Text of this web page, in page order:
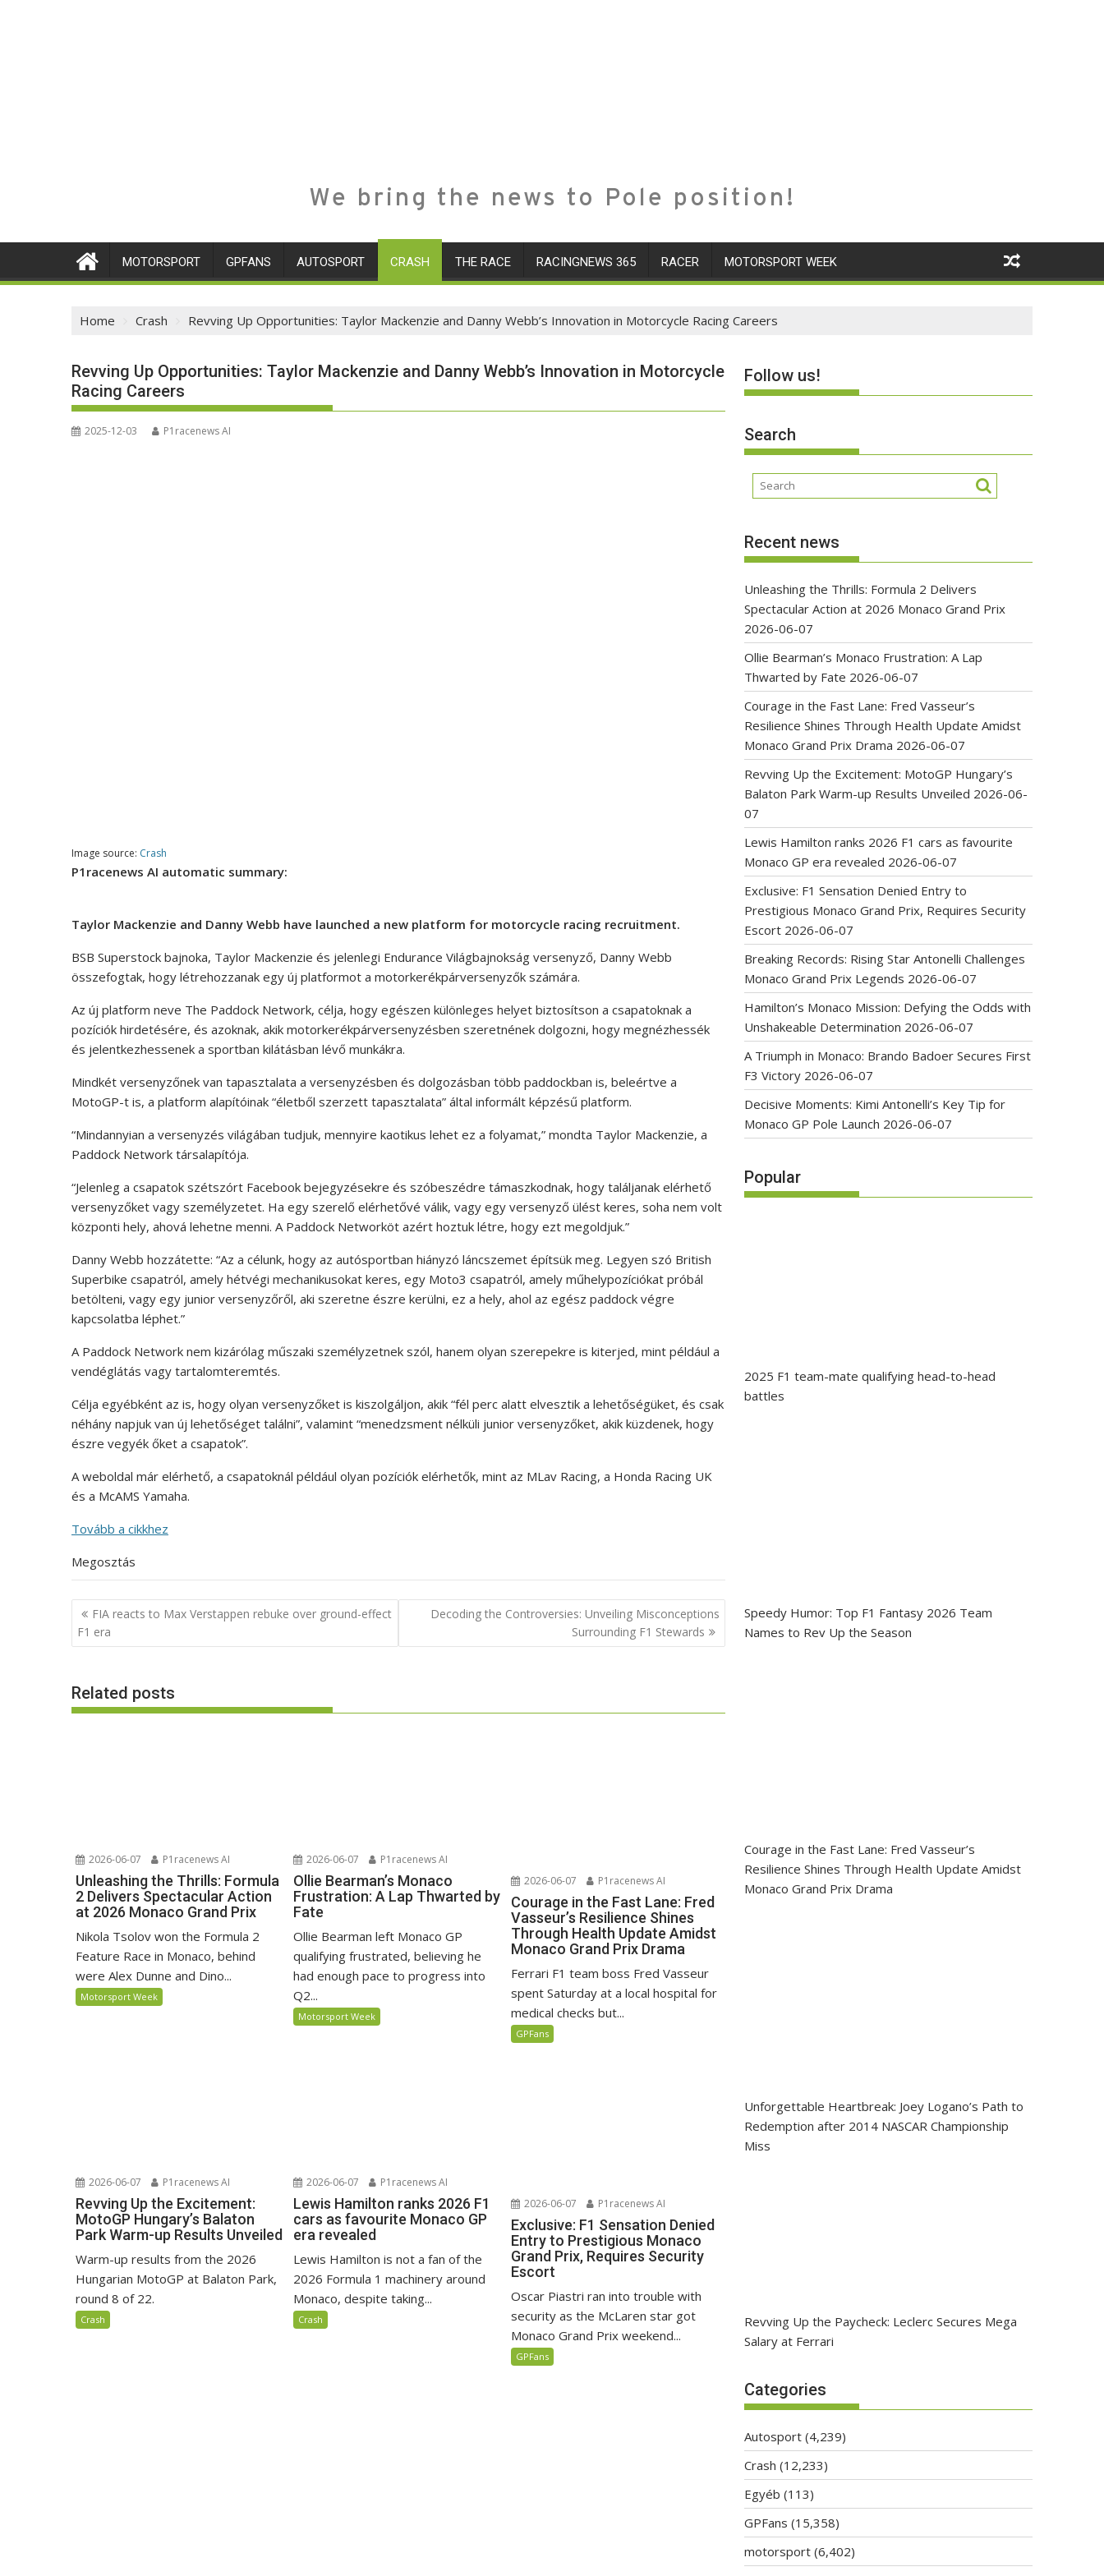
We bring the news to Pole position!
MOTORSPORT GPFANS AUTOSPORT CRASH THE RACE RACINGNEWS 365 RACER MOTORSPORT WEEK
Home Crash Revving Up Opportunities: Taylor Mackenzie and Danny Webb’s Innovation in Motorcycle Racing Careers
Revving Up Opportunities: Taylor Mackenzie and Danny Webb’s Innovation in Motorcycle
Racing Careers
2025-12-03 P1racenews AI
Image source: Crash
P1racenews AI automatic summary:
Taylor Mackenzie and Danny Webb have launched a new platform for motorcycle racing recruitment.
BSB Superstock bajnoka, Taylor Mackenzie és jelenlegi Endurance Világbajnokság versenyző, Danny Webb
összefogtak, hogy létrehozzanak egy új platformot a motorkerékpárversenyzők számára.
Az új platform neve The Paddock Network, célja, hogy egészen különleges helyet biztosítson a csapatoknak a
pozíciók hirdetésére, és azoknak, akik motorkerékpárversenyzésben szeretnének dolgozni, hogy megnézhessék
és jelentkezhessenek a sportban kilátásban lévő munkákra.
Mindkét versenyzőnek van tapasztalata a versenyzésben és dolgozásban több paddockban is, beleértve a
MotoGP-t is, a platform alapítóinak “életből szerzett tapasztalata” által informált képzésű platform.
“Mindannyian a versenyzés világában tudjuk, mennyire kaotikus lehet ez a folyamat,” mondta Taylor Mackenzie, a
Paddock Network társalapítója.
“Jelenleg a csapatok szétszórt Facebook bejegyzésekre és szóbeszédre támaszkodnak, hogy találjanak elérhető
versenyzőket vagy személyzetet. Ha egy szerelő elérhetővé válik, vagy egy versenyző ülést keres, soha nem volt
központi hely, ahová lehetne menni. A Paddock Networköt azért hoztuk létre, hogy ezt megoldjuk.”
Danny Webb hozzátette: “Az a célunk, hogy az autósportban hiányzó láncszemet építsük meg. Legyen szó British
Superbike csapatról, amely hétvégi mechanikusokat keres, egy Moto3 csapatról, amely műhelypozíciókat próbál
betölteni, vagy egy junior versenyzőről, aki szeretne észre kerülni, ez a hely, ahol az egész paddock végre
kapcsolatba léphet.”
A Paddock Network nem kizárólag műszaki személyzetnek szól, hanem olyan szerepekre is kiterjed, mint például a
vendéglátás vagy tartalomteremtés.
Célja egyébként az is, hogy olyan versenyzőket is kiszolgáljon, akik “fél perc alatt elvesztik a lehetőségüket, és csak
néhány napjuk van új lehetőséget találni”, valamint “menedzsment nélküli junior versenyzőket, akik küzdenek, hogy
észre vegyék őket a csapatok”.
A weboldal már elérhető, a csapatoknál például olyan pozíciók elérhetők, mint az MLav Racing, a Honda Racing UK
és a McAMS Yamaha.
Tovább a cikkhez
Megosztás
Post
navigation
FIA reacts to Max Verstappen rebuke over ground-effect
F1 era
Decoding the Controversies: Unveiling Misconceptions
Surrounding F1 Stewards
Related posts
2026-06-07 P1racenews AI
Unleashing the Thrills: Formula
2 Delivers Spectacular Action
at 2026 Monaco Grand Prix
Nikola Tsolov won the Formula 2
Feature Race in Monaco, behind
were Alex Dunne and Dino...
Motorsport Week
2026-06-07 P1racenews AI
Ollie Bearman’s Monaco
Frustration: A Lap Thwarted by
Fate
Ollie Bearman left Monaco GP
qualifying frustrated, believing he
had enough pace to progress into
Q2...
Motorsport Week
2026-06-07 P1racenews AI
Courage in the Fast Lane: Fred
Vasseur’s Resilience Shines
Through Health Update Amidst
Monaco Grand Prix Drama
Ferrari F1 team boss Fred Vasseur
spent Saturday at a local hospital for
medical checks but...
GPFans
2026-06-07 P1racenews AI
Revving Up the Excitement:
MotoGP Hungary’s Balaton
Park Warm-up Results Unveiled
Warm-up results from the 2026
Hungarian MotoGP at Balaton Park,
round 8 of 22.
Crash
2026-06-07 P1racenews AI
Lewis Hamilton ranks 2026 F1
cars as favourite Monaco GP
era revealed
Lewis Hamilton is not a fan of the
2026 Formula 1 machinery around
Monaco, despite taking...
Crash
2026-06-07 P1racenews AI
Exclusive: F1 Sensation Denied
Entry to Prestigious Monaco
Grand Prix, Requires Security
Escort
Oscar Piastri ran into trouble with
security as the McLaren star got
Monaco Grand Prix weekend...
GPFans
Follow us!
Search
Recent news
Unleashing the Thrills: Formula 2 Delivers
Spectacular Action at 2026 Monaco Grand Prix
2026-06-07
Ollie Bearman’s Monaco Frustration: A Lap
Thwarted by Fate 2026-06-07
Courage in the Fast Lane: Fred Vasseur’s
Resilience Shines Through Health Update Amidst
Monaco Grand Prix Drama 2026-06-07
Revving Up the Excitement: MotoGP Hungary’s
Balaton Park Warm-up Results Unveiled 2026-06-
07
Lewis Hamilton ranks 2026 F1 cars as favourite
Monaco GP era revealed 2026-06-07
Exclusive: F1 Sensation Denied Entry to
Prestigious Monaco Grand Prix, Requires Security
Escort 2026-06-07
Breaking Records: Rising Star Antonelli Challenges
Monaco Grand Prix Legends 2026-06-07
Hamilton’s Monaco Mission: Defying the Odds with
Unshakeable Determination 2026-06-07
A Triumph in Monaco: Brando Badoer Secures First
F3 Victory 2026-06-07
Decisive Moments: Kimi Antonelli’s Key Tip for
Monaco GP Pole Launch 2026-06-07
Popular
2025 F1 team-mate qualifying head-to-head
battles
Speedy Humor: Top F1 Fantasy 2026 Team
Names to Rev Up the Season
Courage in the Fast Lane: Fred Vasseur’s
Resilience Shines Through Health Update Amidst
Monaco Grand Prix Drama
Unforgettable Heartbreak: Joey Logano’s Path to
Redemption after 2014 NASCAR Championship
Miss
Revving Up the Paycheck: Leclerc Secures Mega
Salary at Ferrari
Categories
Autosport (4,239)
Crash (12,233)
Egyéb (113)
GPFans (15,358)
motorsport (6,402)